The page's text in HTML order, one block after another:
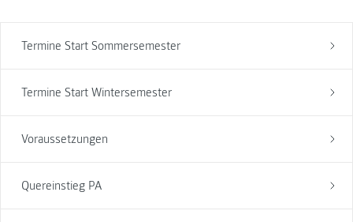
Termine Start Sommersemester
Termine Start Wintersemester
Voraussetzungen
Quereinstieg PA